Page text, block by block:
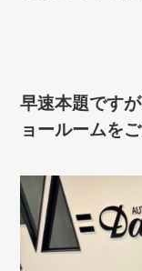
早速本題です
ョールームを